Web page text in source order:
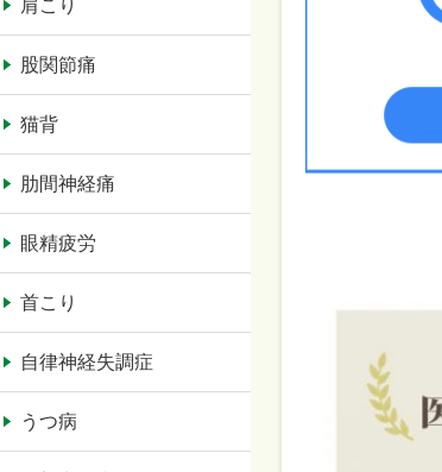
肩こり
股関節痛
猫背
肋間神経痛
眼精疲労
首こり
自律神経失調症
うつ病